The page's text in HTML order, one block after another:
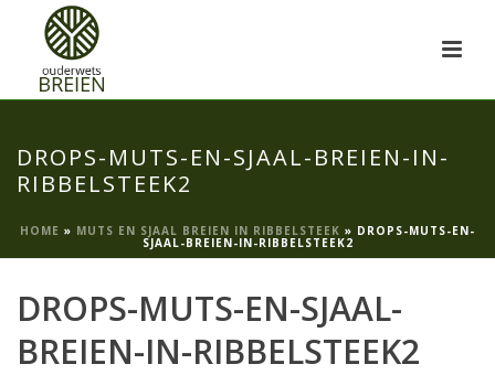
DROPS-MUTS-EN-SJAAL-BREIEN-IN-
RIBBELSTEEK2
HOME » MUTS EN SJAAL BREIEN IN RIBBELSTEEK » DROPS-MUTS-EN-
SJAAL-BREIEN-IN-RIBBELSTEEK2
DROPS-MUTS-EN-SJAAL-
BREIEN-IN-RIBBELSTEEK2